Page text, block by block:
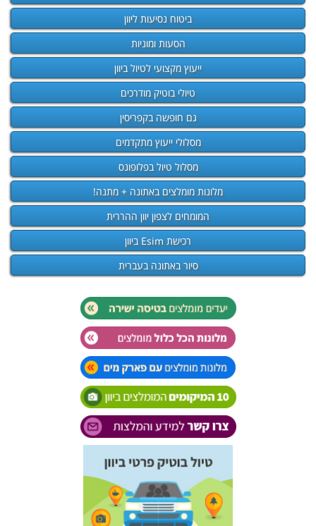
ביטוח נסיעות ליוון
הסעות ומוניות
ייעוץ מקצועי לטיול ביוון
טיולי בוטיק מודרכים
גם חופשה בקפריסין
מסלולי ייעוץ מתקדמים
מסלול טיול בפלופונס
מלונות מומלצים באתונה + מתנה!
המומחים לצפון יוון ההררית
רכישת Esim ביוון
סיור באתונה בעברית